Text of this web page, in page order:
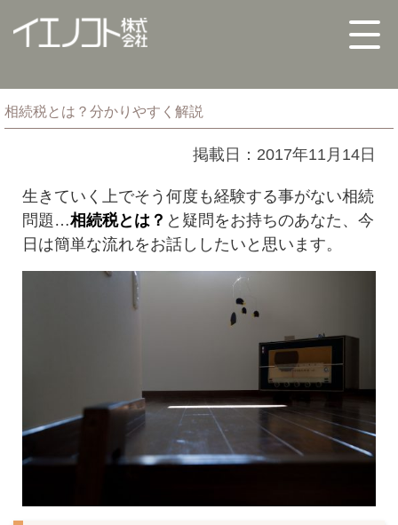
相続税とは？分かりやすく解説
掲載日：2017年11月14日
生きていく上でそう何度も経験する事がない相続
問題…相続税とは？ と疑問をお持ちのあなた、今
日は簡単な流れをお話ししたいと思います。